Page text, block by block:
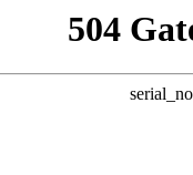
504